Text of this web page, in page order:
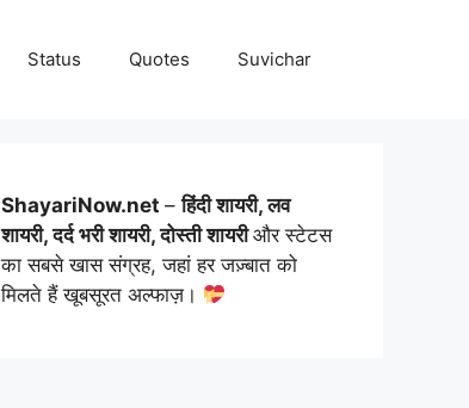
Status Quotes Suvichar
ShayariNow.net –हिंदी शायरी, लव
शायरी, दर्द भरी शायरी, दोस्ती शायरीऔर स्टेटस
का सबसे खास संग्रह, जहां हर जज़्बात को
मिलते हैं खूबसूरत अल्फाज़।